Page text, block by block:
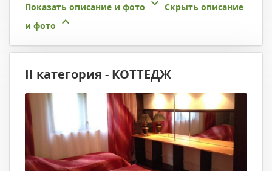
Показать описание и фото
Скрыть описание
и фото
II категория - КОТТЕДЖ